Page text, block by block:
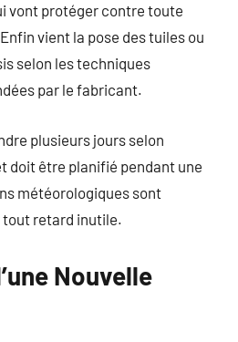
vont protéger contre toute
vient la pose des tuiles ou
selon les techniques
par le fabricant.
plusieurs jours selon
doit être planifié pendant une
météorologiques sont
tout retard inutile.
Nouvelle